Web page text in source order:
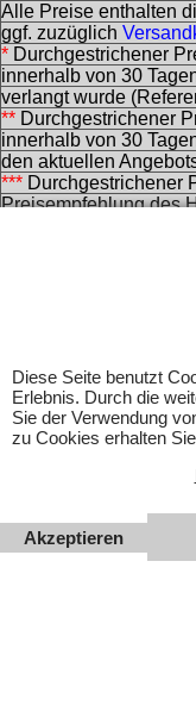
Alle Preise enthalten
ggf. zuzüglich
* Durchgestrichener
innerhalb von 30
verlangt wurde
** Durchgestrichener
innerhalb von 30
den aktuellen
*** Durchgestrichener
Preisempfehlung des
werden. Abbildungen
Zubehör gehört nicht
Warenzeichen und
Inhabers.
Änderungen, Irrtümer
Diese Seite benutzt
Erlebnis. Durch die
Sie der Verwendung
zu Cookies erhalten
Akzeptieren